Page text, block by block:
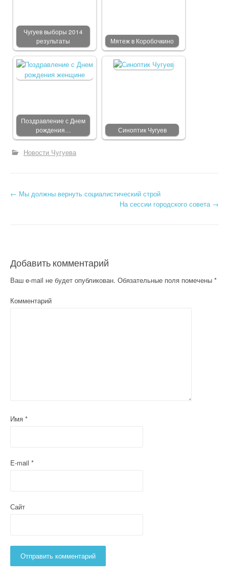
Чугуев выборы 2014
результаты
Мятеж в Коробочкино
Поздравление с Днем
рождения…
Синоптик Чугуев
Новости Чугуева
Post navigation
← Мы должны вернуть социалистический строй
На сессии городского совета →
Добавить комментарий
Ваш e-mail не будет опубликован. Обязательные поля помечены *
Комментарий
Имя *
E-mail *
Сайт